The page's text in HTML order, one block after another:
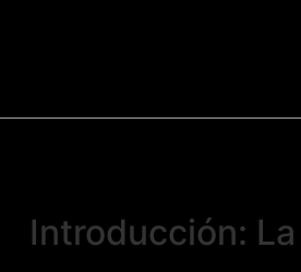
Introducción: